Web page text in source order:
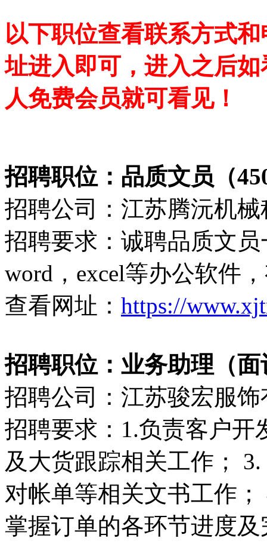
以下职位查看联系方式
址进入即可，进入之后
人免费会员就可看见！
招聘职位：品质文员（
招聘公司：江苏腾沅机
招聘要求：诚聘品质文
word，excel等办公软件
查看网址： https://
招聘职位：业务助理（面
招聘公司：江苏骏宏服
招聘要求：1.负责客户开
及大货跟踪相关工作；
对帐单等相关文书工作
掌握订单的各环节进度